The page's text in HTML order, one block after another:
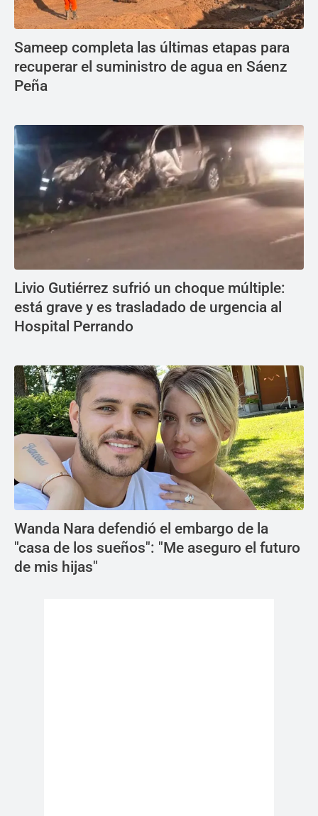
Sameep completa las últimas etapas para
recuperar el suministro de agua en Sáenz
Peña
Livio Gutiérrez sufrió un choque múltiple:
está grave y es trasladado de urgencia al
Hospital Perrando
Wanda Nara defendió el embargo de la
"casa de los sueños": "Me aseguro el futuro
de mis hijas"